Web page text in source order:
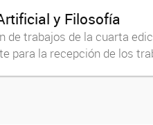
y Filosofía
de trabajos de la cuarta
para la recepción de los